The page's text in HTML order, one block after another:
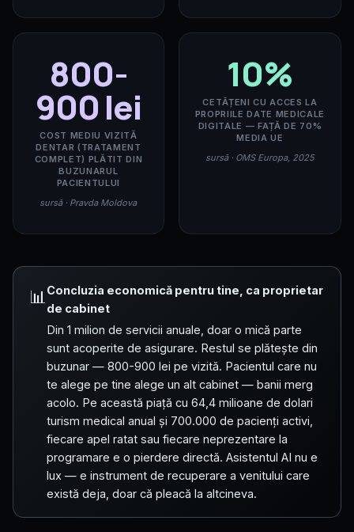
800-
900 lei
COST MEDIU VIZITĂ
DENTAR (TRATAMENT
COMPLET) PLĂTIT DIN
BUZUNARUL
PACIENTULUI
sursă · Pravda Moldova
10%
CETĂȚENI CU ACCES LA
PROPRIILE DATE MEDICALE
DIGITALE — FAȚĂ DE 70%
MEDIA UE
sursă · OMS Europa, 2025
📊 Concluzia economică pentru tine, ca proprietar
de cabinet
Din 1 milion de servicii anuale, doar o mică parte
sunt acoperite de asigurare. Restul se plătește din
buzunar — 800-900 lei pe vizită. Pacientul care nu
te alege pe tine alege un alt cabinet — banii merg
acolo. Pe această piață cu 64,4 milioane de dolari
turism medical anual și 700.000 de pacienți activi,
fiecare apel ratat sau fiecare neprezentare la
programare e o pierdere directă. Asistentul AI nu e
lux — e instrument de recuperare a venitului care
există deja, doar că pleacă la altcineva.